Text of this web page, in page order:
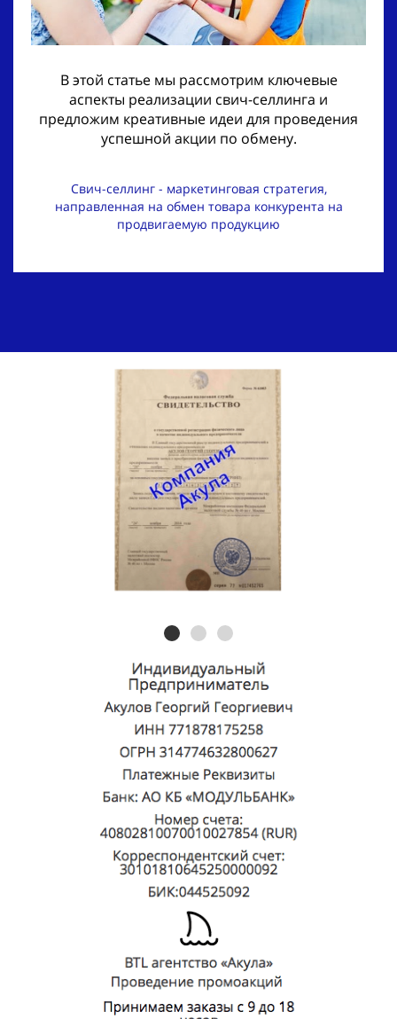
В этой статье мы рассмотрим ключевые
аспекты реализации свич-селлинга и
предложим креативные идеи для проведения
успешной акции по обмену.
Свич-селлинг - маркетинговая стратегия,
направленная на обмен товара конкурента на
продвигаемую продукцию